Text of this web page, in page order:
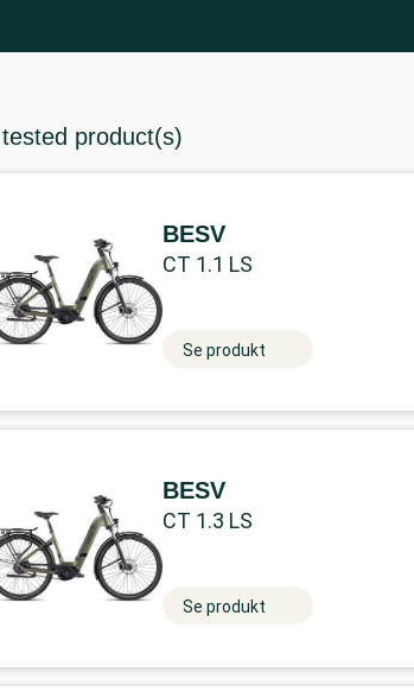
tested product(s)
BESV
CT 1.1 LS
Se produkt
BESV
CT 1.3 LS
Se produkt